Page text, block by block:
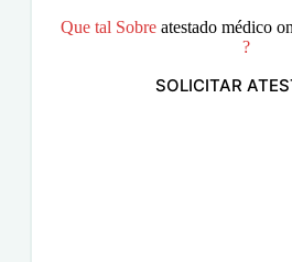
Que tal Sobre atestado médico
?
SOLICITAR